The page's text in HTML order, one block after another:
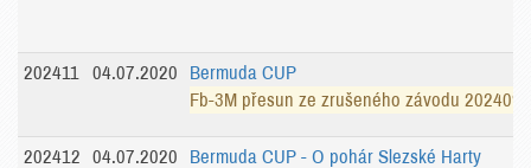
202411 04.07.2020
Bermuda CUP
Fb-3M přesun ze zrušeného závodu
202412 04.07.2020
Bermuda CUP - O pohár Slezské Harty